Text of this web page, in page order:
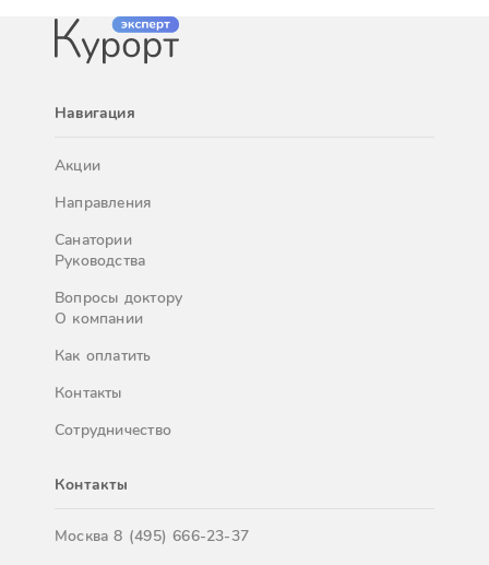
Навигация
Акции
Направления
Санатории
Руководства
Вопросы доктору
О компании
Как оплатить
Контакты
Сотрудничество
Контакты
Москва8 (495) 666-23-37